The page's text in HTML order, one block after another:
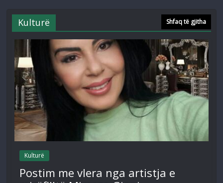
Kulturë Shfaq të gjitha
Kulturë
Postim me vlera nga artistja e